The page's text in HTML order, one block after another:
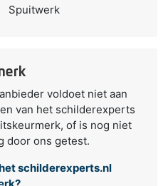
Spuitwerk
voldoet niet aan
van het schilderexperts
of is nog niet
door ons getest.
schilderexperts.nl